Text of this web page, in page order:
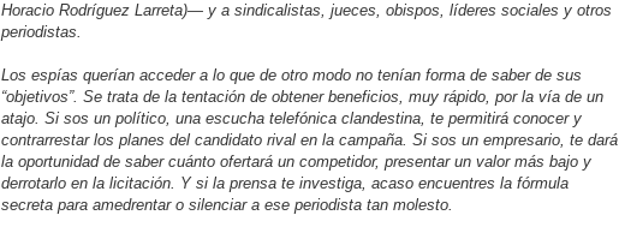
Horacio Rodríguez Larreta)— y a sindicalistas, jueces, obispos, líderes sociales y otros
periodistas.
Los espías querían acceder a lo que de otro modo no tenían forma de saber de sus
“objetivos”. Se trata de la tentación de obtener beneficios, muy rápido, por la vía de un
atajo. Si sos un político, una escucha telefónica clandestina, te permitirá conocer y
contrarrestar los planes del candidato rival en la campaña. Si sos un empresario, te dará
la oportunidad de saber cuánto ofertará un competidor, presentar un valor más bajo y
derrotarlo en la licitación. Y si la prensa te investiga, acaso encuentres la fórmula
secreta para amedrentar o silenciar a ese periodista tan molesto.